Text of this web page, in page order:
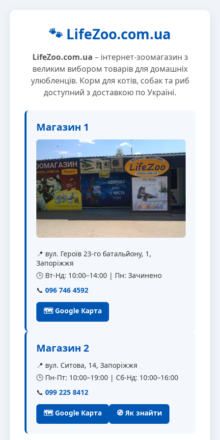
🐾 LifeZoo.com.ua
LifeZoo.com.ua – інтернет-зоомагазин з
великим вибором товарів для домашніх
улюбленців. Корм для котів, собак та риб
доступний з доставкою по Україні.
Магазин 1
📍 вул. Героїв 23-го батальйону, 1,
Запоріжжя
🕒 Вт-Нд: 10:00–14:00 | Пн: Зачинено
📞 096 746 4592
🗺 Google Карта
Магазин 2
📍 вул. Ситова, 14, Запоріжжя
🕒 Пн-Пт: 10:00–19:00 | Сб-Нд: 10:00–16:00
📞 099 225 8412
🗺 Google Карта 🧭 Як знайти